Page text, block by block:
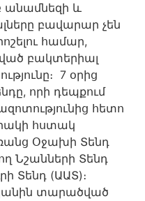
անամնեզի և
բավարար չեն
համար,
բակտերիալ
7 օրից
որի դեպքում
հետո
հստակ
Օջախի Տենդ
Նշանների Տենդ
Տենդ (ԱԱՏ)։
տարածված